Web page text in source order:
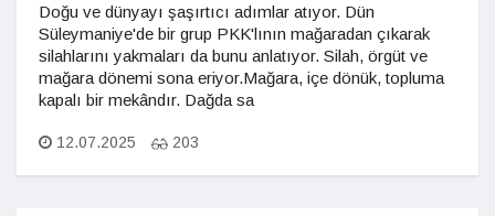
Doğu ve dünyayı şaşırtıcı adımlar atıyor. Dün
Süleymaniye'de bir grup PKK'lının mağaradan çıkarak
silahlarını yakmaları da bunu anlatıyor. Silah, örgüt ve
mağara dönemi sona eriyor.Mağara, içe dönük, topluma
kapalı bir mekândır. Dağda sa
12.07.2025 203